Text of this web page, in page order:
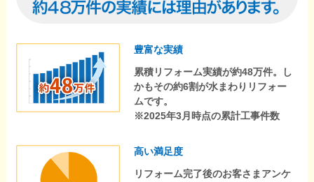
豊富な実績
累積リフォーム実績が約48万件。し
かもその約6割が水まわりリフォー
ムです。
※2025年3月時点の累計工事件数
高い満足度
リフォーム完了後のお客さまアンケ